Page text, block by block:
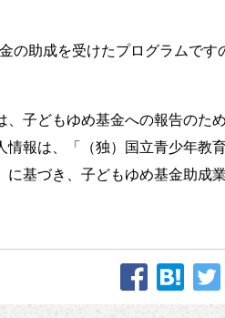
の助成を受けたプログラムで
、子どもゆめ基金への報告のた
情報は、「（独）国立青少年教
に基づき、子どもゆめ基金助成